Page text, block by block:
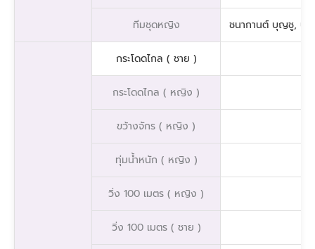
ทีมชุดหญิง ชนากานต์ บุญชู, นฤ
กระโดดไกล ( ชาย )
กระโดดไกล ( หญิง )
ขว้างจักร ( หญิง )
ทุ่มน้ำหนัก ( หญิง )
วิ่ง 100 เมตร ( หญิง )
วิ่ง 100 เมตร ( ชาย )